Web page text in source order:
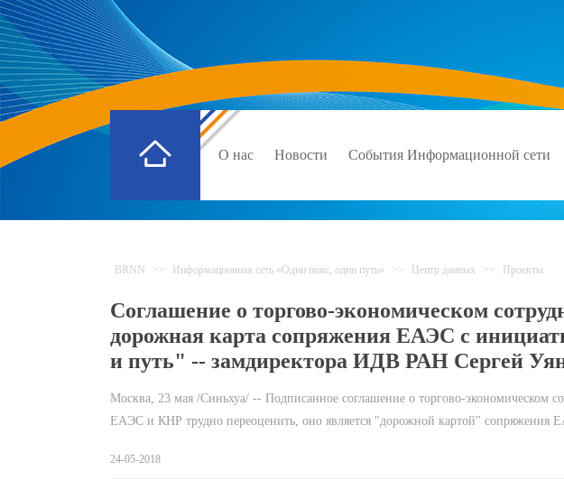
О нас Новости События Информационной сети
BRNN >> Информационная сеть «Один пояс, один путь» >> Центр данных >> Проекты
Соглашение о торгово-экономическом
дорожная карта сопряжения ЕАЭС с
и путь" -- замдиректора ИДВ РАН Сергей
Москва, 23 мая /Синьхуа/ -- Подписанное соглашение о торгово-экономическом
ЕАЭС и КНР трудно переоценить, оно является "дорожной картой"
24-05-2018